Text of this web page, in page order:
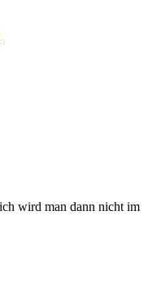
wird man dann nicht im